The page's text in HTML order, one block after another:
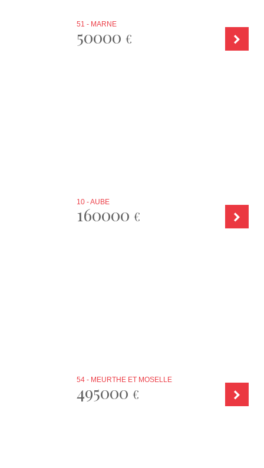
51 - MARNE
50000 €
10 - AUBE
160000 €
54 - MEURTHE ET MOSELLE
495000 €